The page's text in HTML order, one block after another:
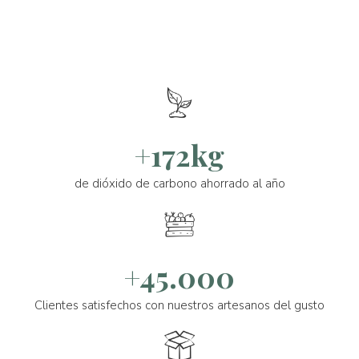
+172kg
de dióxido de carbono ahorrado al año
+45.000
Clientes satisfechos con nuestros artesanos del gusto